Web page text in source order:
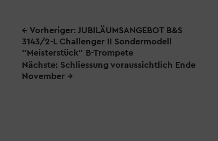
← Vorheriger: JUBILÄUMSANGEBOT B&S
3143/2-L Challenger II Sondermodell
"Meisterstück" B-Trompete
Nächste: Schliessung voraussichtlich Ende
November→